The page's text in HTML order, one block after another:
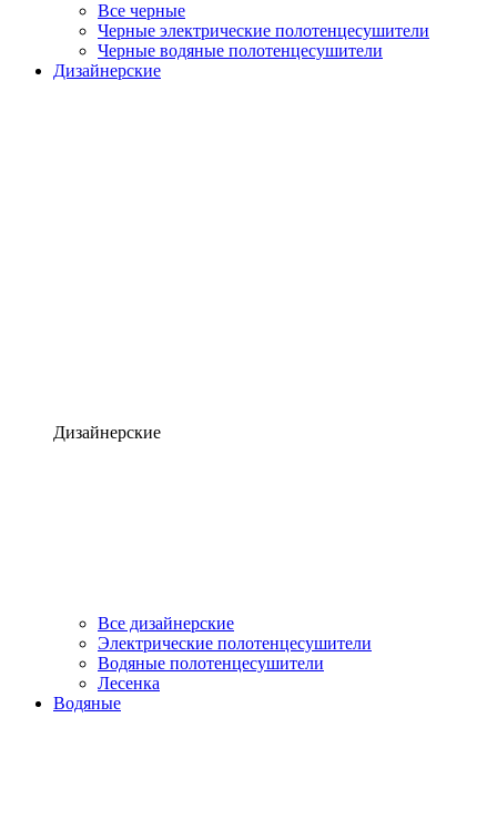
Все черные
Черные электрические полотенцесушители
Черные водяные полотенцесушители
Дизайнерские
Дизайнерские
Все дизайнерские
Электрические полотенцесушители
Водяные полотенцесушители
Лесенка
Водяные